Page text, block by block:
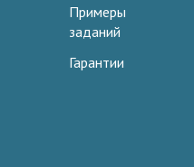
Примеры
заданий
Гарантии